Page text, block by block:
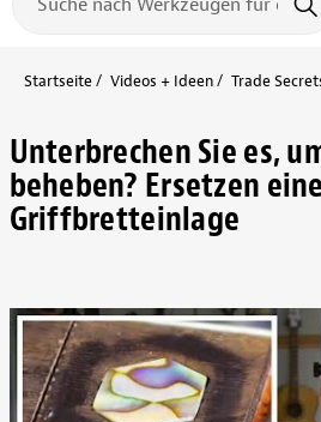
Startseite Videos + Ideen Trade
Unterbrechen Sie es,
beheben? Ersetzen
Griffbretteinlage